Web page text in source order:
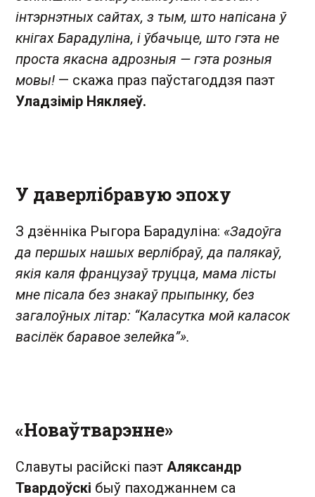
інтэрнэтных сайтах, з тым, што напісана ў
кнігах Барадуліна, і ўбачыце, што гэта не
проста якасна адрозныя — гэта розныя
мовы! — скажа праз паўстагоддзя паэт
Уладзімір Някляеў.
У даверлібравую эпоху
З дзённіка Рыгора Барадуліна: «Задоўга
да першых нашых верлібраў, да палякаў,
якія каля французаў труцца, мама лісты
мне пісала без знакаў прыпынку, без
загалоўных літар: “Каласутка мой каласок
васілёк баравое зелейка”».
«Новаўтварэнне»
Славуты расійскі паэт Аляксандр
Твардоўскі быў паходжаннем са